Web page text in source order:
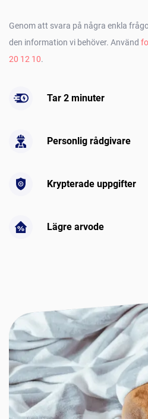
Genom att svara på några enkla
den information vi behöver. Använd
20 12 10.
Tar 2 minuter
Personlig rådgivare
Krypterade uppgifter
Lägre arvode